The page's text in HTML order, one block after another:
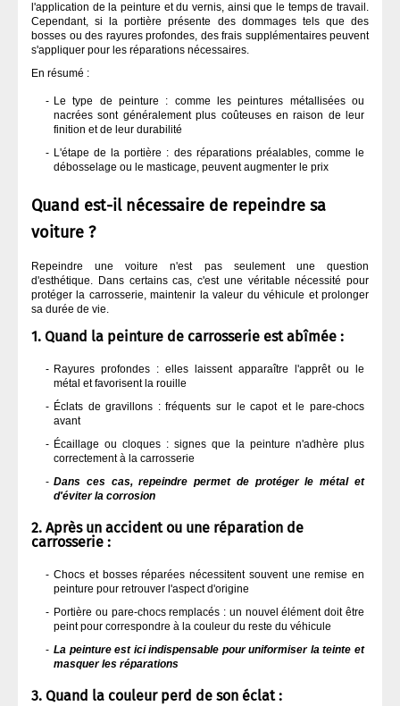
l'application de la peinture et du vernis, ainsi que le temps de travail.
Cependant, si la portière présente des dommages tels que des
bosses ou des rayures profondes, des frais supplémentaires peuvent
s'appliquer pour les réparations nécessaires.
En résumé :
Le type de peinture : comme les peintures métallisées ou
nacrées sont généralement plus coûteuses en raison de leur
finition et de leur durabilité
L'étape de la portière : des réparations préalables, comme le
débosselage ou le masticage, peuvent augmenter le prix
Quand est-il nécessaire de repeindre sa
voiture ?
Repeindre une voiture n'est pas seulement une question
d'esthétique. Dans certains cas, c'est une véritable nécessité pour
protéger la carrosserie, maintenir la valeur du véhicule et prolonger
sa durée de vie.
1. Quand la peinture de carrosserie est abîmée :
Rayures profondes : elles laissent apparaître l'apprêt ou le
métal et favorisent la rouille
Éclats de gravillons : fréquents sur le capot et le pare-chocs
avant
Écaillage ou cloques : signes que la peinture n'adhère plus
correctement à la carrosserie
Dans ces cas, repeindre permet de protéger le métal et
d'éviter la corrosion
2. Après un accident ou une réparation de
carrosserie :
Chocs et bosses réparées nécessitent souvent une remise en
peinture pour retrouver l'aspect d'origine
Portière ou pare-chocs remplacés : un nouvel élément doit être
peint pour correspondre à la couleur du reste du véhicule
La peinture est ici indispensable pour uniformiser la teinte et
masquer les réparations
3. Quand la couleur perd de son éclat :